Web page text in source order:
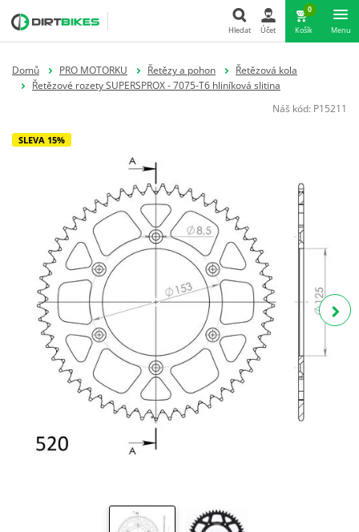
Hledat Účet
0
Košík Menu
Domů PRO MOTORKU Řetězy a pohon
Řetězová kola
Řetězové rozety SUPERSPROX - 7075-T6 hliníková slitina
Náš kód: P15211
SLEVA 15%